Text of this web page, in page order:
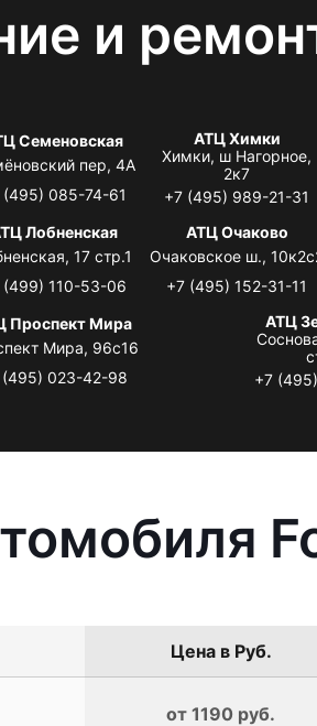
и
Семеновская
пер, 4А
(495) 085-74-61
АТЦ Химки
Химки, ш Нагорное,
2к7
+7 (495) 989-21-31
Лобненская
17 стр.1
(499) 110-53-06
АТЦ Очаково
Очаковское ш.,
+7 (495) 152-31-11
Проспект Мира
Мира, 96с16
(495) 023-42-98
АТЦ
+7
Цена в Руб.
от 1190 руб.